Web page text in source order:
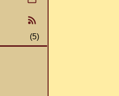
(5)